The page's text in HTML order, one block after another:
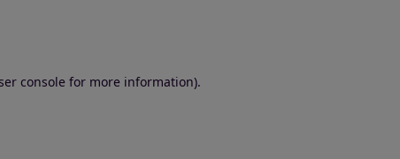
console for more information).